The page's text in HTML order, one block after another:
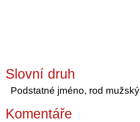
Slovní druh
Podstatné jméno, rod mužský
Komentáře